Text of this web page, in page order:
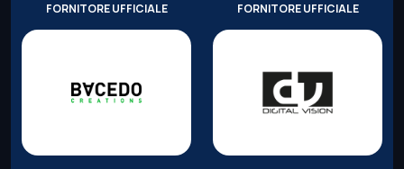
FORNITORE UFFICIALE FORNITORE UFFICIALE